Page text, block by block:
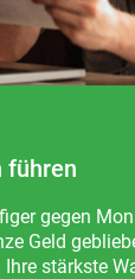
führen
gegen
Geld
stärkste